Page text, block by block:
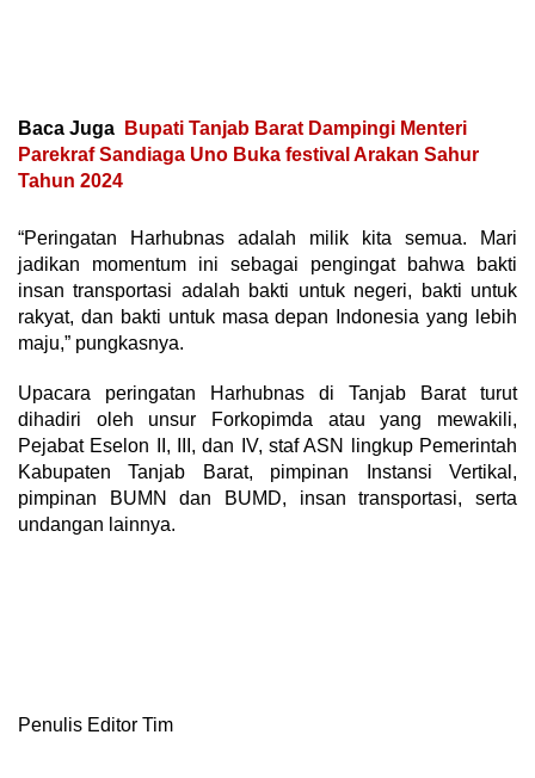
Baca Juga
Bupati Tanjab Barat Dampingi Menteri
Parekraf Sandiaga Uno Buka festival Arakan Sahur
Tahun 2024
“Peringatan Harhubnas adalah milik kita semua. Mari
jadikan momentum ini sebagai pengingat bahwa bakti
insan transportasi adalah bakti untuk negeri, bakti untuk
rakyat, dan bakti untuk masa depan Indonesia yang lebih
maju,” pungkasnya.
Upacara peringatan Harhubnas di Tanjab Barat turut
dihadiri oleh unsur Forkopimda atau yang mewakili,
Pejabat Eselon II, III, dan IV, staf ASN lingkup Pemerintah
Kabupaten Tanjab Barat, pimpinan Instansi Vertikal,
pimpinan BUMN dan BUMD, insan transportasi, serta
undangan lainnya.
Penulis Editor Tim